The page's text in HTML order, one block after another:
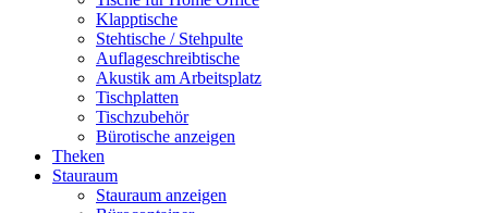
Klapptische
Stehtische / Stehpulte
Auflageschreibtische
Akustik am Arbeitsplatz
Tischplatten
Tischzubehör
Bürotische anzeigen
Theken
Stauraum
Stauraum anzeigen